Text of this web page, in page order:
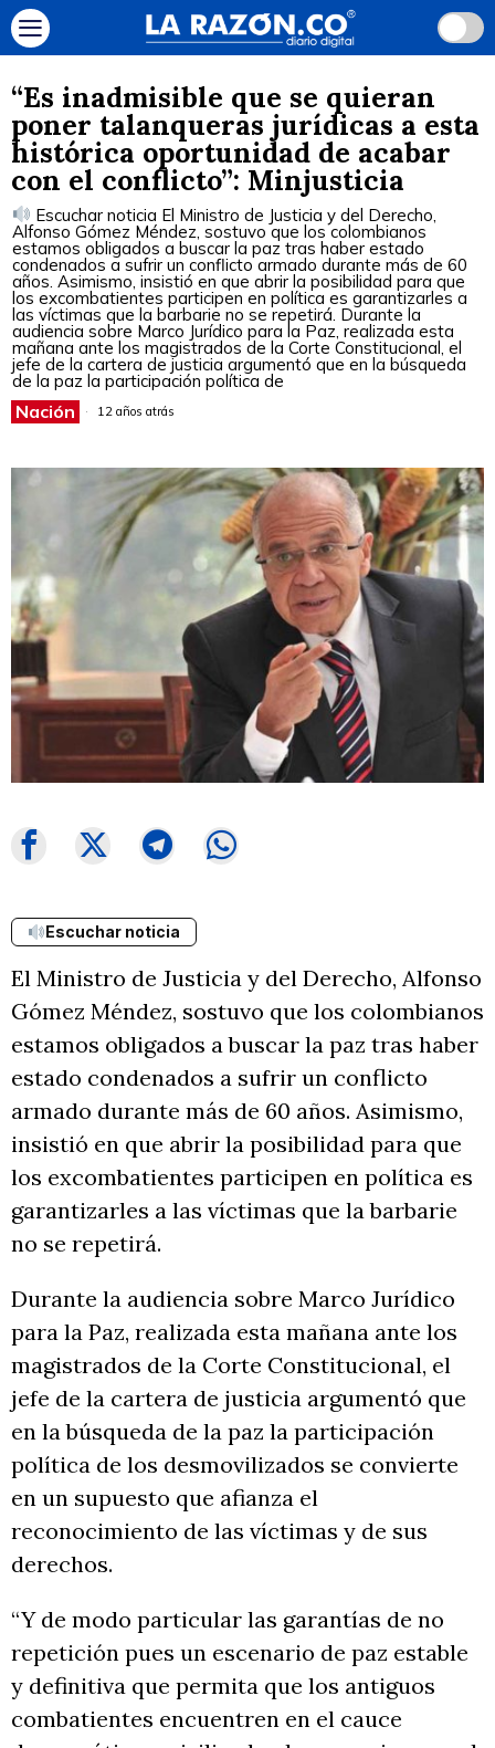
“Es inadmisible que se quieran
poner talanqueras jurídicas a esta
histórica oportunidad de acabar
con el conflicto”: Minjusticia
Escuchar noticia El Ministro de Justicia y del Derecho,
Alfonso Gómez Méndez, sostuvo que los colombianos
estamos obligados a buscar la paz tras haber estado
condenados a sufrir un conflicto armado durante más de 60
años. Asimismo, insistió en que abrir la posibilidad para que
los excombatientes participen en política es garantizarles a
las víctimas que la barbarie no se repetirá. Durante la
audiencia sobre Marco Jurídico para la Paz, realizada esta
mañana ante los magistrados de la Corte Constitucional, el
jefe de la cartera de justicia argumentó que en la búsqueda
de la paz la participación política de
Nación 12 años atrás
Escuchar noticia
El Ministro de Justicia y del Derecho, Alfonso
Gómez Méndez, sostuvo que los colombianos
estamos obligados a buscar la paz tras haber
estado condenados a sufrir un conflicto
armado durante más de 60 años. Asimismo,
insistió en que abrir la posibilidad para que
los excombatientes participen en política es
garantizarles a las víctimas que la barbarie
no se repetirá.
Durante la audiencia sobre Marco Jurídico
para la Paz, realizada esta mañana ante los
magistrados de la Corte Constitucional, el
jefe de la cartera de justicia argumentó que
en la búsqueda de la paz la participación
política de los desmovilizados se convierte
en un supuesto que afianza el
reconocimiento de las víctimas y de sus
derechos.
“Y de modo particular las garantías de no
repetición pues un escenario de paz estable
y definitiva que permita que los antiguos
combatientes encuentren en el cauce